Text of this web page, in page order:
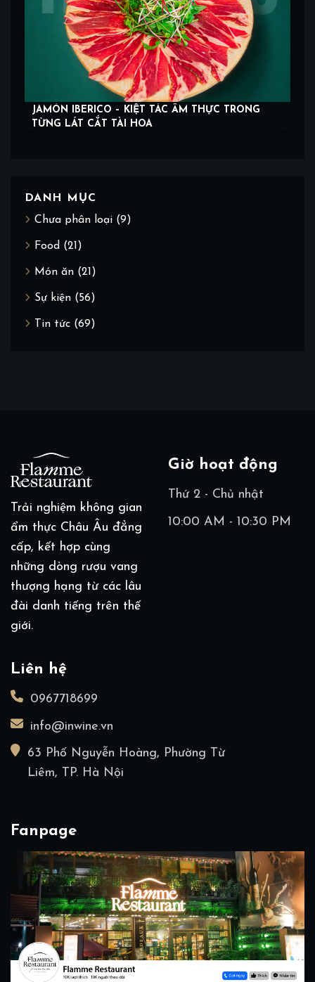
JAMÓN IBERICO – KIỆT TÁC ẨM THỰC TRONG
TỪNG LÁT CẮT TÀI HOA
DANH MỤC
Chưa phân loại (9)
Food (21)
Món ăn (21)
Sự kiện (56)
Tin tức (69)
Trải nghiệm không gian
ẩm thực Châu Âu đẳng
cấp, kết hợp cùng
những dòng rượu vang
thượng hạng từ các lâu
đài danh tiếng trên thế
giới.
Giờ hoạt động
Thứ 2 - Chủ nhật
10:00 AM - 10:30 PM
Liên hệ
0967718699
info@inwine.vn
63 Phố Nguyễn Hoàng, Phường Từ
Liêm, TP. Hà Nội
Fanpage